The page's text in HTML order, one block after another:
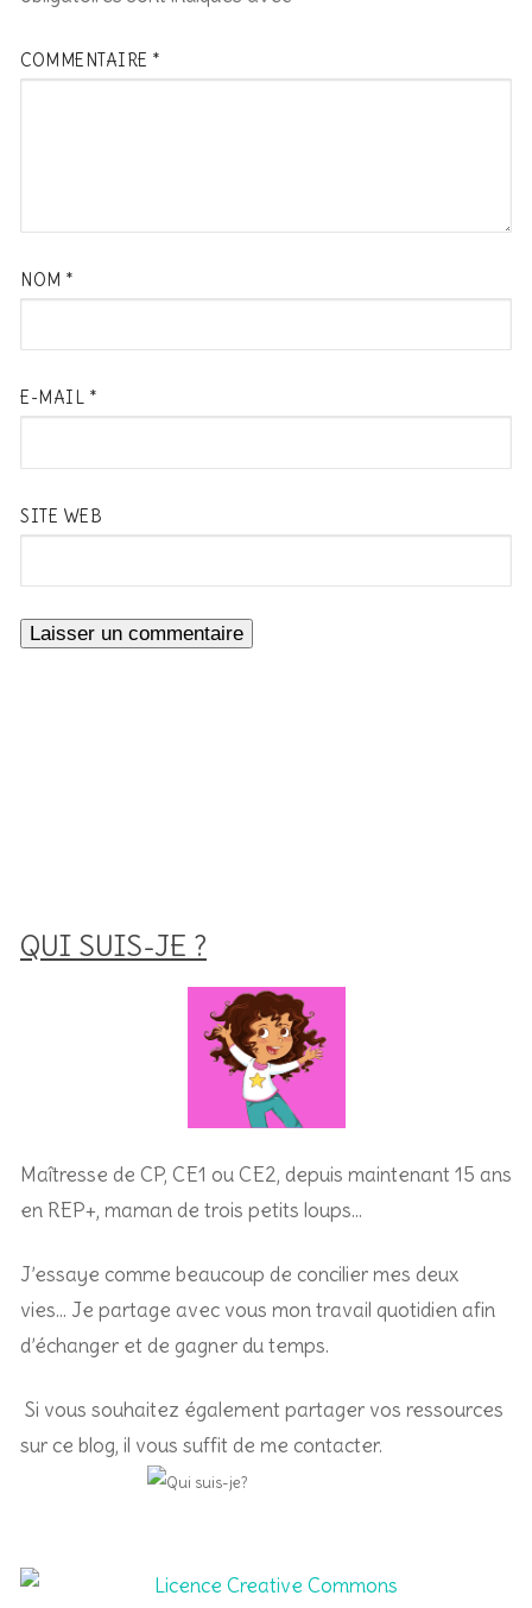
COMMENTAIRE *
NOM *
E-MAIL *
SITE WEB
QUI SUIS-JE ?
Maîtresse de CP, CE1 ou CE2, depuis maintenant 15 ans
en REP+, maman de trois petits loups…
J’essaye comme beaucoup de concilier mes deux
vies… Je partage avec vous mon travail quotidien afin
d’échanger et de gagner du temps.
Si vous souhaitez également partager vos ressources
sur ce blog, il vous suffit de me contacter.